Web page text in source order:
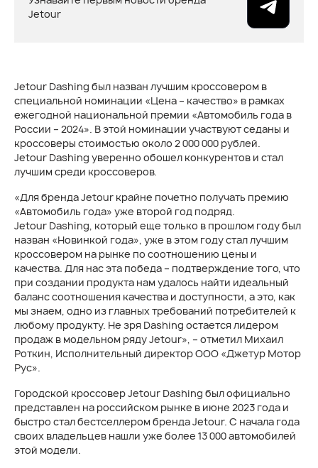
Jetour
Jetour Dashing был назван лучшим кроссовером в
специальной номинации «Цена – качество» в рамках
ежегодной национальной премии «Автомобиль года в
России – 2024». В этой номинации участвуют седаны и
кроссоверы стоимостью около 2 000 000 рублей.
Jetour Dashing уверенно обошел конкурентов и стал
лучшим среди кроссоверов.
«Для бренда Jetour крайне почетно получать премию
«Автомобиль года» уже второй год подряд.
Jetour Dashing, который еще только в прошлом году был
назван «Новинкой года», уже в этом году стал лучшим
кроссовером на рынке по соотношению цены и
качества. Для нас эта победа – подтверждение того, что
при создании продукта нам удалось найти идеальный
баланс соотношения качества и доступности, а это, как
мы знаем, одно из главных требований потребителей к
любому продукту. Не зря Dashing остается лидером
продаж в модельном ряду Jetour», – отметил Михаил
Роткин, Исполнительный директор ООО «Джетур Мотор
Рус».
Городской кроссовер Jetour Dashing был официально
представлен на российском рынке в июне 2023 года и
быстро стал бестселлером бренда Jetour. С начала года
своих владельцев нашли уже более 13 000 автомобилей
этой модели.